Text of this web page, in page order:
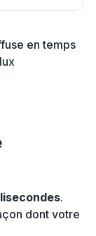
en temps
.
dont votre